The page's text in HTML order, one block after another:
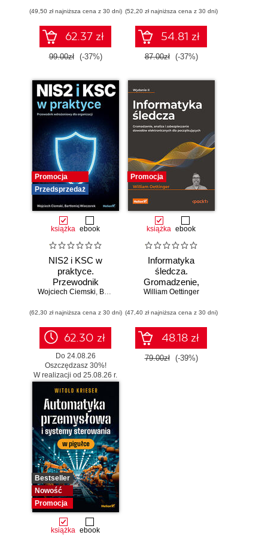
wieloagentowych
(49,50 zł najniższa cena z 30 dni)
62.37 zł
99.00zł (-37%)
potencjał inżynierii
promptów z
technologiami
OpenAI dla
zwiększenia
kreatywności.
Wydanie II
(52,20 zł najniższa cena z 30 dni)
54.81 zł
87.00zł (-37%)
Promocja
Przedsprzedaż
książka ebook
NIS2 i KSC w
praktyce.
Przewodnik
wdrożeniowy dla
Wojciech Ciemski, Bartłomiej Wieczorek
(62,30 zł najniższa cena z 30 dni)
62.30 zł
Do 24.08.26
Oszczędzasz 30%!
W realizacji od 25.08.26 r.
Promocja
książka ebook
Informatyka
śledcza.
Gromadzenie,
analiza i
dowodów
elektronicznych dla
początkujących.
Wydanie II
William Oettinger
(47,40 zł najniższa cena z 30 dni)
48.18 zł
79.00zł (-39%)
Bestseller
Nowość
Promocja
książka ebook